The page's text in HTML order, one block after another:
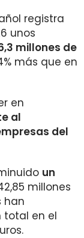
registra
unos
millones de
más que en
en
al
del
un
millones
han
total en el